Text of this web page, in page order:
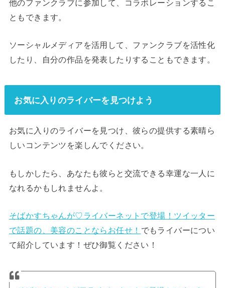
他のファンクラブに参加して、コラボレーションするこ
ともできます。
ソーシャルメディアを活用して、ファンクラブを活性化
したり、自分の作品を発表したりすることもできます。
お気に入りのライバーを見つけよう
お気に入りのライバーを見つけ、彼らの提供する素晴ら
しいコンテンツを楽しんでください。
もしかしたら、あなたも彼らと交流できる幸運な一人に
なれるかもしれませんよ。
そばかすちゃんが♡ライバーネットで登場！ツイッター
で話題の、美容のことならお任せ！ でもライバーについ
て紹介しています！ぜひ御覧ください！